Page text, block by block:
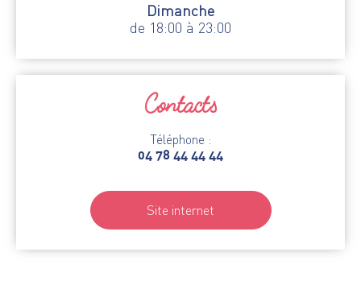
Dimanche
de 18:00 à 23:00
Contacts
Téléphone :
04 78 44 44 44
Site internet